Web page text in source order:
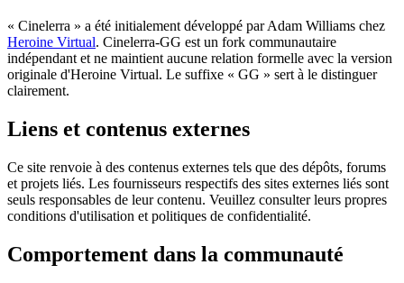
« Cinelerra » a été initialement développé par Adam Williams chez
Heroine Virtual. Cinelerra-GG est un fork communautaire
indépendant et ne maintient aucune relation formelle avec la version
originale d'Heroine Virtual. Le suffixe « GG » sert à le distinguer
clairement.
Liens et contenus externes
Ce site renvoie à des contenus externes tels que des dépôts, forums
et projets liés. Les fournisseurs respectifs des sites externes liés sont
seuls responsables de leur contenu. Veuillez consulter leurs propres
conditions d'utilisation et politiques de confidentialité.
Comportement dans la communauté